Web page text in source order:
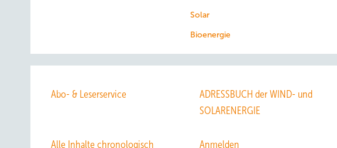
Solar
Bioenergie
Abo- & Leserservice
ADRESSBUCH der WIND- und
SOLARENERGIE
Alle Inhalte chronologisch Anmelden